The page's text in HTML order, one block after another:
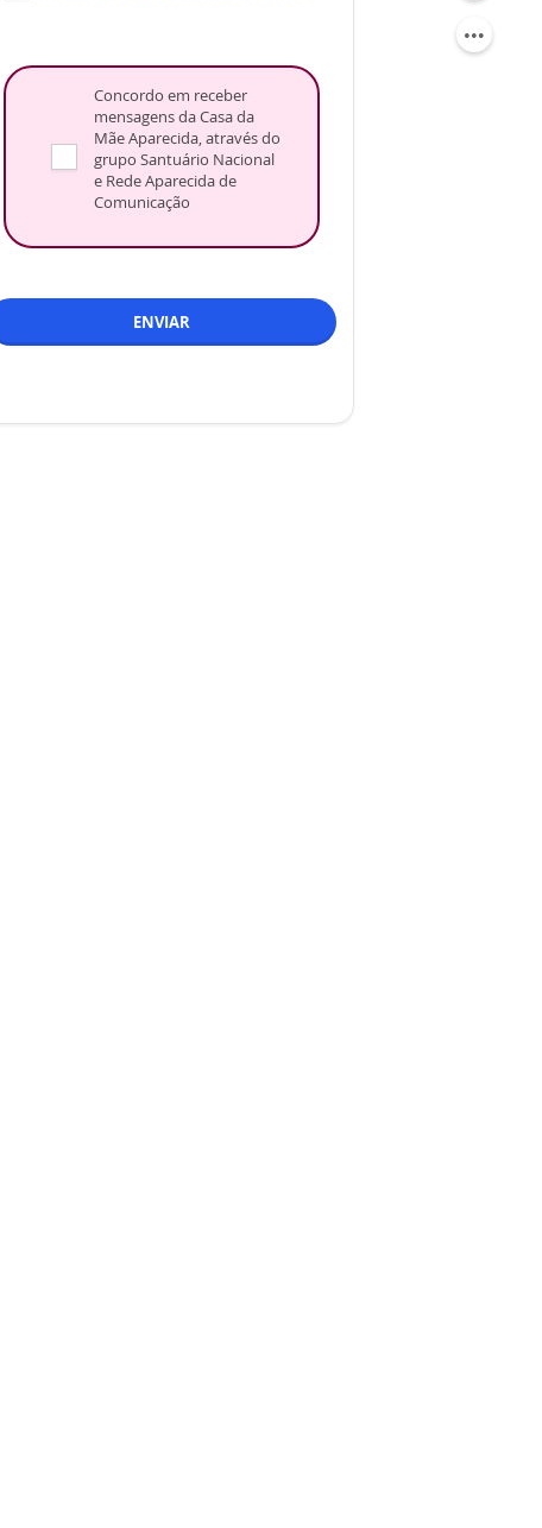
Concordo em receber
mensagens da Casa da
Mãe Aparecida, através do
grupo Santuário Nacional
e Rede Aparecida de
Comunicação
ENVIAR